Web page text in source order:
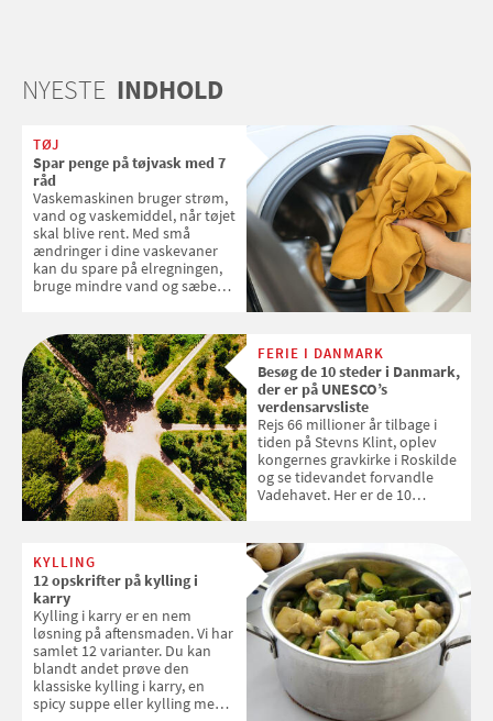
NYESTE INDHOLD
TØJ
Spar penge på tøjvask med 7
råd
Vaskemaskinen bruger strøm,
vand og vaskemiddel, når tøjet
skal blive rent. Med små
ændringer i dine vaskevaner
kan du spare på elregningen,
bruge mindre vand og sæbe
enkle råd til at spare penge på
tøjvasken
FERIE I DANMARK
Besøg de 10 steder i Danmark,
der er på UNESCO’s
verdensarvsliste
Rejs 66 millioner år tilbage i
tiden på Stevns Klint, oplev
kongernes gravkirke i Roskilde
og se tidevandet forvandle
Vadehavet. Her er de 10
KYLLING
12 opskrifter på kylling i
karry
Kylling i karry er en nem
løsning på aftensmaden. Vi har
samlet 12 varianter. Du kan
blandt andet prøve den
klassiske kylling i karry, en
spicy suppe eller kylling med